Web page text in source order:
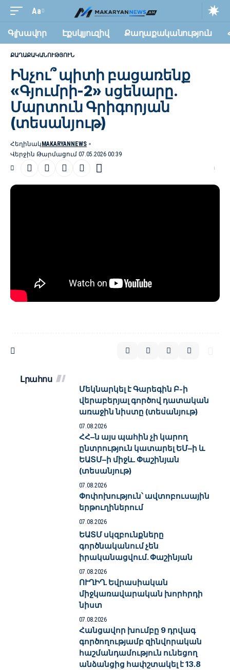
Изменение
размера
шрифта
Аа
Գլխավոր Էքսկլյուզիվ Քաղաքականություն
ՔԱՂԱՔԱԿԱՆՈՒԹՅՈՒՆ
Ինչու՞ պիտի բացառենք
«Գյումրի-2» սցենարը.
Մարտուն Գրիգորյան
(տեսանյութ)
Վերջին Թարմացում 07.05.2026 00:39
Հեղինակ MAKARYANNEWS
Լրահոս
Մեկնարկել է Գարեգին Բ-ի
վերաբերյալ գործով դատական
առաջին նիստը (տեսանյութ)
07.08.2026
ՀՀ–ն այս պահին չի կարող
ընտրություն կատարել ԵՄ–ի և
ԵԱՏՄ–ի միջև. Փաշինյան
(տեսանյութ)
07.08.2026
Փոփոխություն՝ ավտոբուսային
երթուղիներում
07.08.2026
ԵԱՏՄ սկզբունքները
գործնականում չեն
իրականացվում. Փաշինյան
07.08.2026
ՈՒՂԻՂ. Եվրասիական
միջկառավարական խորհրդի
նիստ
07.08.2026
Հանցավոր խումբը 9 դրվագ
գործողությամբ զինվորական
հաշմանդամություն ունեցող
անձանցից հափշտակել է 13.8